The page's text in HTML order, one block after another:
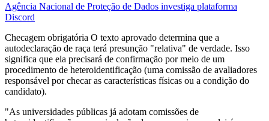
Agência Nacional de Proteção de Dados investiga plataforma
Discord
Checagem obrigatória O texto aprovado determina que a
autodeclaração de raça terá presunção "relativa" de verdade. Isso
significa que ela precisará de confirmação por meio de um
procedimento de heteroidentificação (uma comissão de avaliadores
responsável por checar as características físicas ou a condição do
candidato).
"As universidades públicas já adotam comissões de